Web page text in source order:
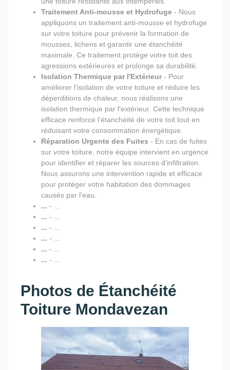
Traitement Anti-mousse et Hydrofuge - Nous
appliquons un traitement anti-mousse et hydrofuge
sur votre toiture pour prévenir la formation de
mousses, lichens et garantir une étanchéité
maximale. Ce traitement protège votre toit des
agressions extérieures et prolonge sa durabilité.
Isolation Thermique par l'Extérieur- Pour
améliorer l'isolation de votre toiture et réduire les
déperditions de chaleur, nous réalisons une
isolation thermique par l'extérieur. Cette technique
efficace renforce l'étanchéité de votre toit tout en
réduisant votre consommation énergétique.
Réparation Urgente des Fuites - En cas de fuites
sur votre toiture, notre équipe intervient en urgence
pour identifier et réparer les sources d'infiltration.
Nous assurons une intervention rapide et efficace
pour protéger votre habitation des dommages
causés par l'eau.
... - ...
... - ...
... - ...
... - ...
... - ...
... - ...
Photos de Étanchéité
Toiture Mondavezan